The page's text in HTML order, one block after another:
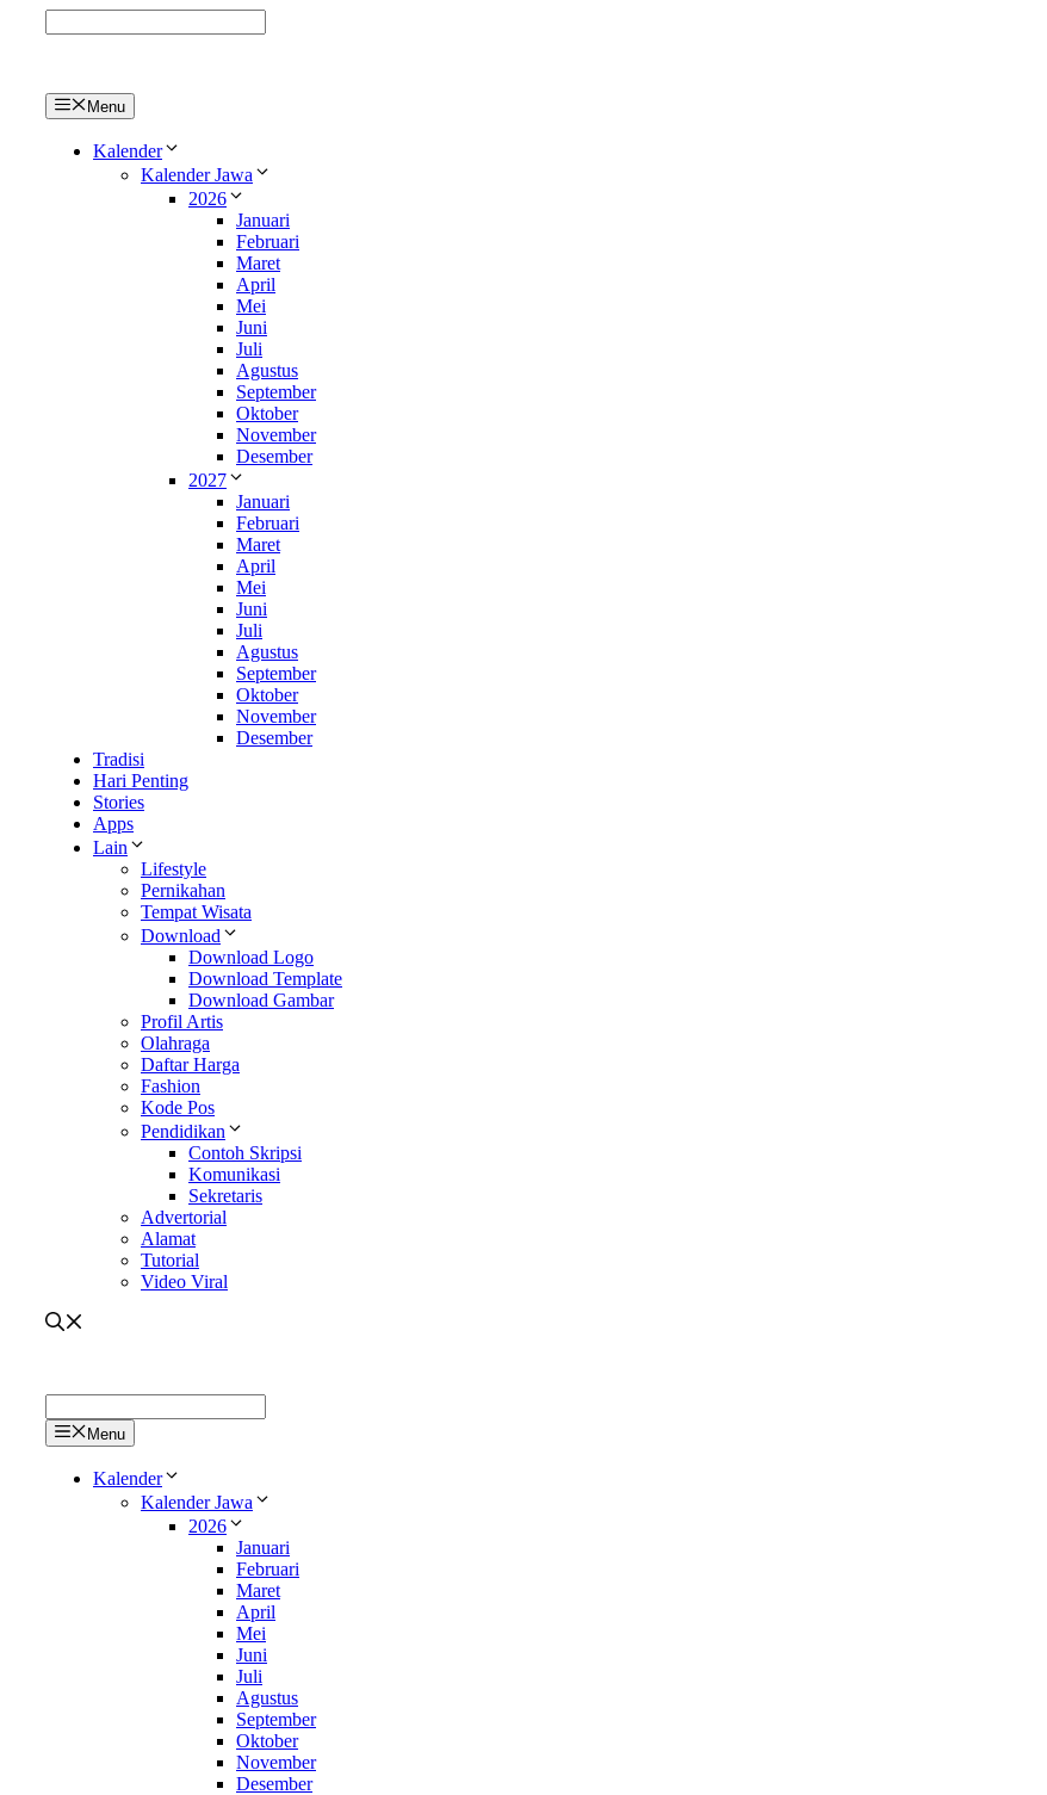
Menu
Kalender
Kalender Jawa
2026
Januari
Februari
Maret
April
Mei
Juni
Juli
Agustus
September
Oktober
November
Desember
2027
Januari
Februari
Maret
April
Mei
Juni
Juli
Agustus
September
Oktober
November
Desember
Tradisi
Hari Penting
Stories
Apps
Lain
Lifestyle
Pernikahan
Tempat Wisata
Download
Download Logo
Download Template
Download Gambar
Profil Artis
Olahraga
Daftar Harga
Fashion
Kode Pos
Pendidikan
Contoh Skripsi
Komunikasi
Sekretaris
Advertorial
Alamat
Tutorial
Video Viral
Menu
Kalender
Kalender Jawa
2026
Januari
Februari
Maret
April
Mei
Juni
Juli
Agustus
September
Oktober
November
Desember